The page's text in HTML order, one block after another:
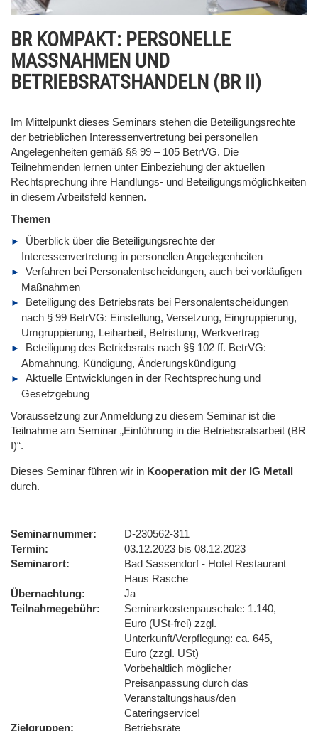
BR KOMPAKT: PERSONELLE
MASSNAHMEN UND
BETRIEBSRATSHANDELN (BR II)
Im Mittelpunkt dieses Seminars stehen die Beteiligungsrechte
der betrieblichen Interessenvertretung bei personellen
Angelegenheiten gemäß §§ 99 – 105 BetrVG. Die
Teilnehmenden lernen unter Einbeziehung der aktuellen
Rechtsprechung ihre Handlungs- und Beteiligungsmöglichkeiten
in diesem Arbeitsfeld kennen.
Themen
Überblick über die Beteiligungsrechte der
Interessenvertretung in personellen Angelegenheiten
Verfahren bei Personalentscheidungen, auch bei vorläufigen
Maßnahmen
Beteiligung des Betriebsrats bei Personalentscheidungen
nach § 99 BetrVG: Einstellung, Versetzung, Eingruppierung,
Umgruppierung, Leiharbeit, Befristung, Werkvertrag
Beteiligung des Betriebsrats nach §§ 102 ff. BetrVG:
Abmahnung, Kündigung, Änderungskündigung
Aktuelle Entwicklungen in der Rechtsprechung und
Gesetzgebung
Voraussetzung zur Anmeldung zu diesem Seminar ist die
Teilnahme am Seminar „Einführung in die Betriebsratsarbeit (BR
I)“.
Dieses Seminar führen wir in Kooperation mit der IG Metall
durch.
Seminarnummer
D-230562-311
Termin
03.12.2023 bis 08.12.2023
Seminarort
Bad Sassendorf - Hotel Restaurant
Haus Rasche
Übernachtung
Ja
Teilnahmegebühr
Seminarkostenpauschale: 1.140,–
Euro (USt-frei) zzgl.
Unterkunft/Verpflegung: ca. 645,–
Euro (zzgl. USt)
Vorbehaltlich möglicher
Preisanpassung durch das
Veranstaltungshaus/den
Cateringservice!
Zielgruppen
Betriebsräte